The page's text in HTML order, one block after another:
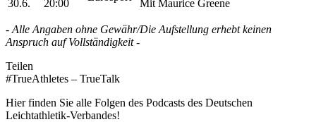
30.6. 20:00 Mit Maurice Greene
- Alle Angaben ohne Gewähr/Die Aufstellung erhebt keinen
Anspruch auf Vollständigkeit -
Teilen
#TrueAthletes – TrueTalk
Hier finden Sie alle Folgen des Podcasts des Deutschen
Leichtathletik-Verbandes!